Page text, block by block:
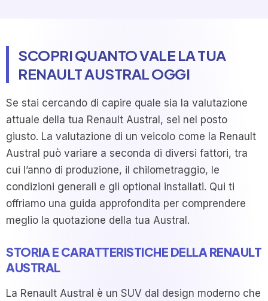
SCOPRI QUANTO VALE LA TUA
RENAULT AUSTRAL OGGI
Se stai cercando di capire quale sia la valutazione
attuale della tua Renault Austral, sei nel posto
giusto. La valutazione di un veicolo come la Renault
Austral può variare a seconda di diversi fattori, tra
cui l’anno di produzione, il chilometraggio, le
condizioni generali e gli optional installati. Qui ti
offriamo una guida approfondita per comprendere
meglio la quotazione della tua Austral.
STORIA E CARATTERISTICHE DELLA RENAULT
AUSTRAL
La Renault Austral è un SUV dal design moderno che